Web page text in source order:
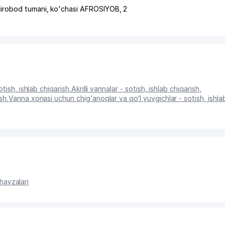
tumani ,ko'chasi AFROSIYOB , 2
ishlab chiqarish Akrilli vannalar - sotish, ishlab chiqarish
Vanna xonasi uchun chig‘anoqlar va qo‘l yuvgichlar - sotish,